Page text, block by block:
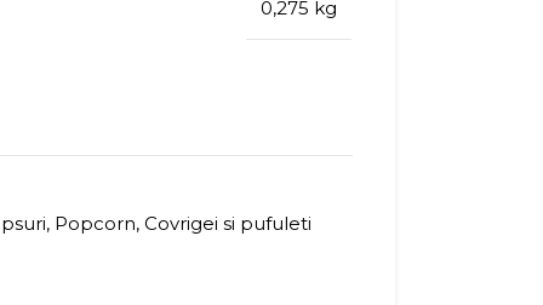
0,275 kg
Popcorn, Covrigei si pufuleti